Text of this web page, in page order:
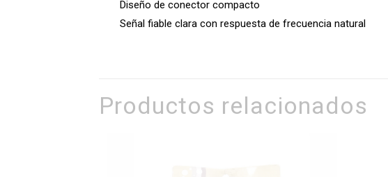
Diseño de conector compacto
Señal fiable clara con respuesta de frecuencia natural
Productos relacionados